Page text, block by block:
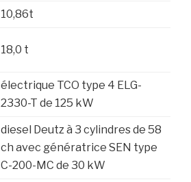
10,86t
18,0 t
électrique TCO type 4 ELG-
2330-T de 125 kW
diesel Deutz à 3 cylindres de 58
ch avec génératrice SEN type
C-200-MC de 30 kW